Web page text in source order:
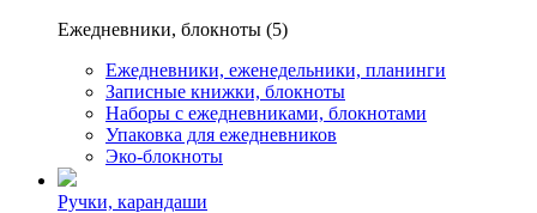
Ежедневники, блокноты (5)
Ежедневники, еженедельники, планинги
Записные книжки, блокноты
Наборы с ежедневниками, блокнотами
Упаковка для ежедневников
Эко-блокноты
Ручки, карандаши